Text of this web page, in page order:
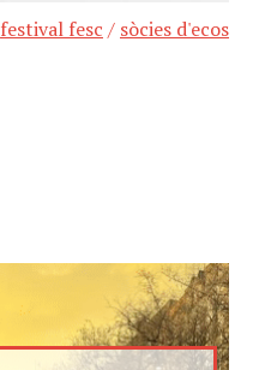
festival fesc / sòcies d'ecos